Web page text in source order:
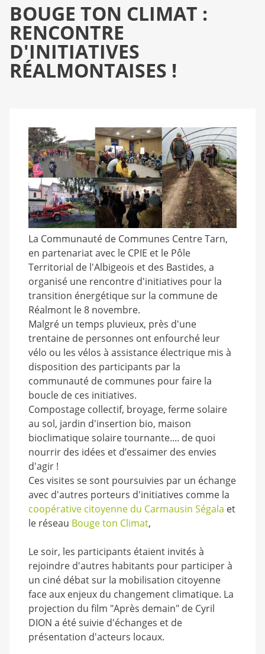
BOUGE TON CLIMAT :
RENCONTRE
D'INITIATIVES
RÉALMONTAISES !
La Communauté de Communes Centre Tarn,
en partenariat avec le CPIE et le Pôle
Territorial de l'Albigeois et des Bastides, a
organisé une rencontre d'initiatives pour la
transition énergétique sur la commune de
Réalmont le 8 novembre.
Malgré un temps pluvieux, près d'une
trentaine de personnes ont enfourché leur
vélo ou les vélos à assistance électrique mis à
disposition des participants par la
communauté de communes pour faire la
boucle de ces initiatives.
Compostage collectif, broyage, ferme solaire
au sol, jardin d'insertion bio, maison
bioclimatique solaire tournante.... de quoi
nourrir des idées et d’essaimer des envies
d'agir !
Ces visites se sont poursuivies par un échange
avec d'autres porteurs d'initiatives comme la
coopérative citoyenne du Carmausin Ségala et
le réseau Bouge ton Climat,
Le soir, les participants étaient invités à
rejoindre d'autres habitants pour participer à
un ciné débat sur la mobilisation citoyenne
face aux enjeux du changement climatique. La
projection du film "Après demain" de Cyril
DION a été suivie d'échanges et de
présentation d'acteurs locaux.